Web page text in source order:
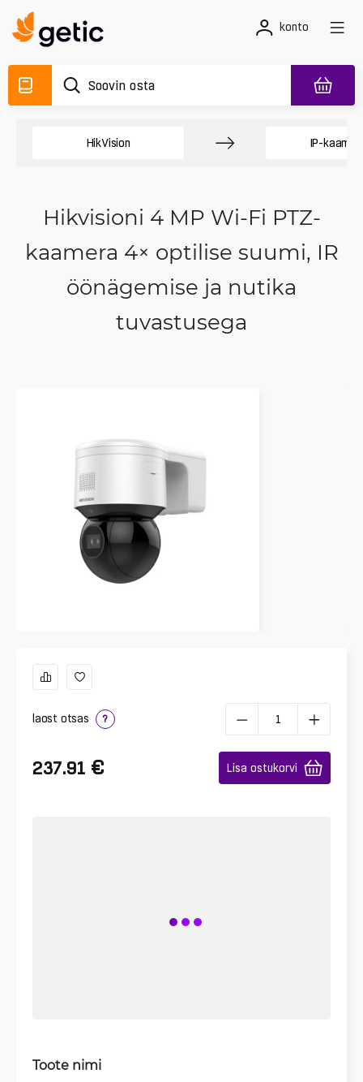
konto
HikVision IP-
Hikvisioni 4 MP Wi‑Fi PTZ-
kaamera 4× optilise suumi, IR
öönägemise ja nutika
tuvastusega
laost otsas ?
237.91 € Lisa ostukorvi
Toote nimi